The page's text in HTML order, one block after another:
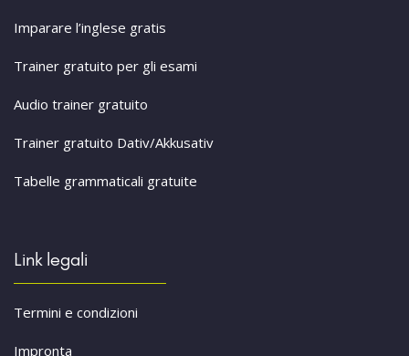
Imparare l’inglese gratis
Trainer gratuito per gli esami
Audio trainer gratuito
Trainer gratuito Dativ/Akkusativ
Tabelle grammaticali gratuite
Link legali
Termini e condizioni
Impronta